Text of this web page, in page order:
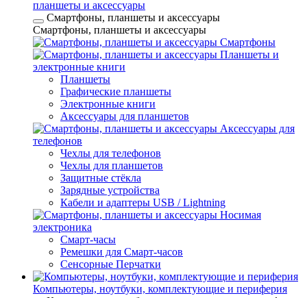
планшеты и аксессуары
Смартфоны, планшеты и аксессуары
Смартфоны, планшеты и аксессуары
Смартфоны
Планшеты и
электронные книги
Планшеты
Графические планшеты
Электронные книги
Аксессуары для планшетов
Аксессуары для
телефонов
Чехлы для телефонов
Чехлы для планшетов
Защитные стёкла
Зарядные устройства
Кабели и адаптеры USB / Lightning
Носимая
электроника
Смарт-часы
Ремешки для Смарт-часов
Сенсорные Перчатки
Компьютеры, ноутбуки, комплектующие и периферия